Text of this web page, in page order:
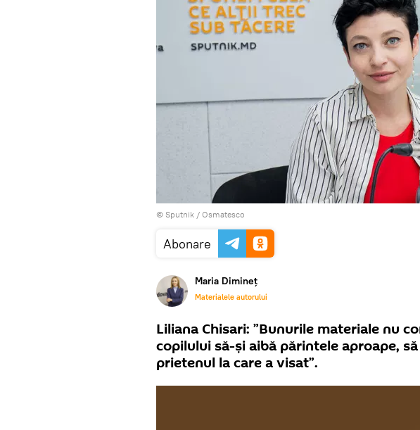
© Sputnik / Osmatesco
Abonare
Maria Dimineț
Materialele autorului
Liliana Chisari: ”Bunurile materiale nu
copilului să-și aibă părintele aproape,
prietenul la care a visat”.